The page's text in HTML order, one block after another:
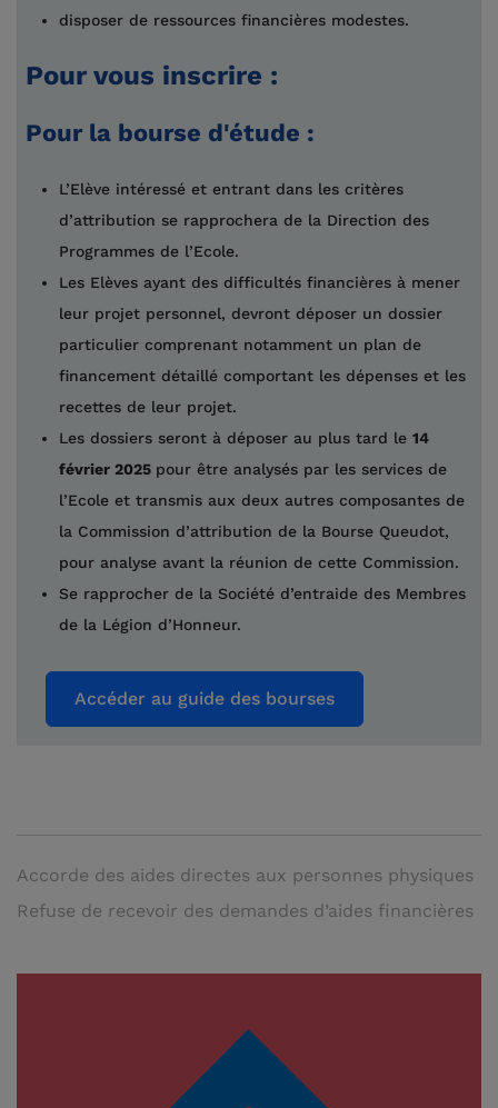
disposer de ressources financières modestes.
Pour vous inscrire :
Pour la bourse d'étude :
L’Elève intéressé et entrant dans les critères
d’attribution se rapprochera de la Direction des
Programmes de l’Ecole.
Les Elèves ayant des difficultés financières à mener
leur projet personnel, devront déposer un dossier
particulier comprenant notamment un plan de
financement détaillé comportant les dépenses et les
recettes de leur projet.
Les dossiers seront à déposer au plus tard le14
février 2025 pour être analysés par les services de
l’Ecole et transmis aux deux autres composantes de
la Commission d’attribution de la Bourse Queudot,
pour analyse avant la réunion de cette Commission.
Se rapprocher de la Société d’entraide des Membres
de la Légion d’Honneur.
Accéder au guide des bourses
Accorde des aides directes aux personnes physiques
Refuse de recevoir des demandes d’aides financières